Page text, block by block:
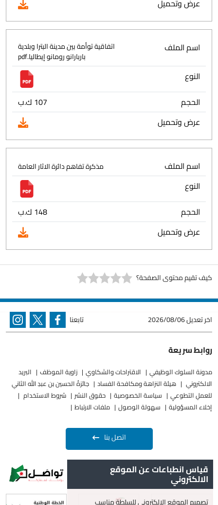
قياس انطباعات عن الموقع
الالكتروني
تصميم الموقع الإلكتروني للسلطة مناسب
عرض وتحميل
اسم الملف
اتفاقية توأمة بين مدينة البترا وبلدية
باربارانو رومانو إيطاليا.pdf
النوع
الحجم
107 ك.ب
عرض وتحميل
اسم الملف مذكرة تفاهم دائرة الاثار العامة
النوع
الحجم
148 ك.ب
عرض وتحميل
كيف تقيم محتوى الصفحة؟
اخر تعديل2026/08/06 تابعنا
روابط سريعة
مدونة السلوك الوظيفي الاقتراحات والشكاوي زاوية الموظف
البريد
الالكتروني
هيئة النزاهة ومكافحة الفساد
جائزةُ الحسين بن عبدِ الله الثاني
للعملِ التطوعيِ
سياسة الخصوصية حقوق النشر
شروط الاستخدام
إخلاء المسؤولية
سهولة الوصول ملفات الارتباط
اتصل بنا